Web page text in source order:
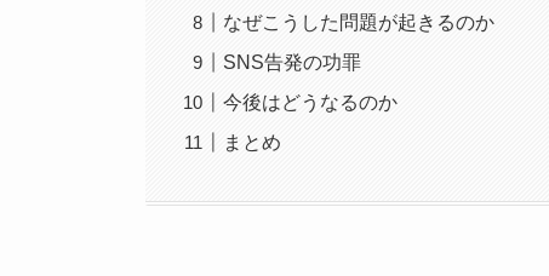
なぜこうした問題が起きるのか
SNS告発の功罪
今後はどうなるのか
まとめ